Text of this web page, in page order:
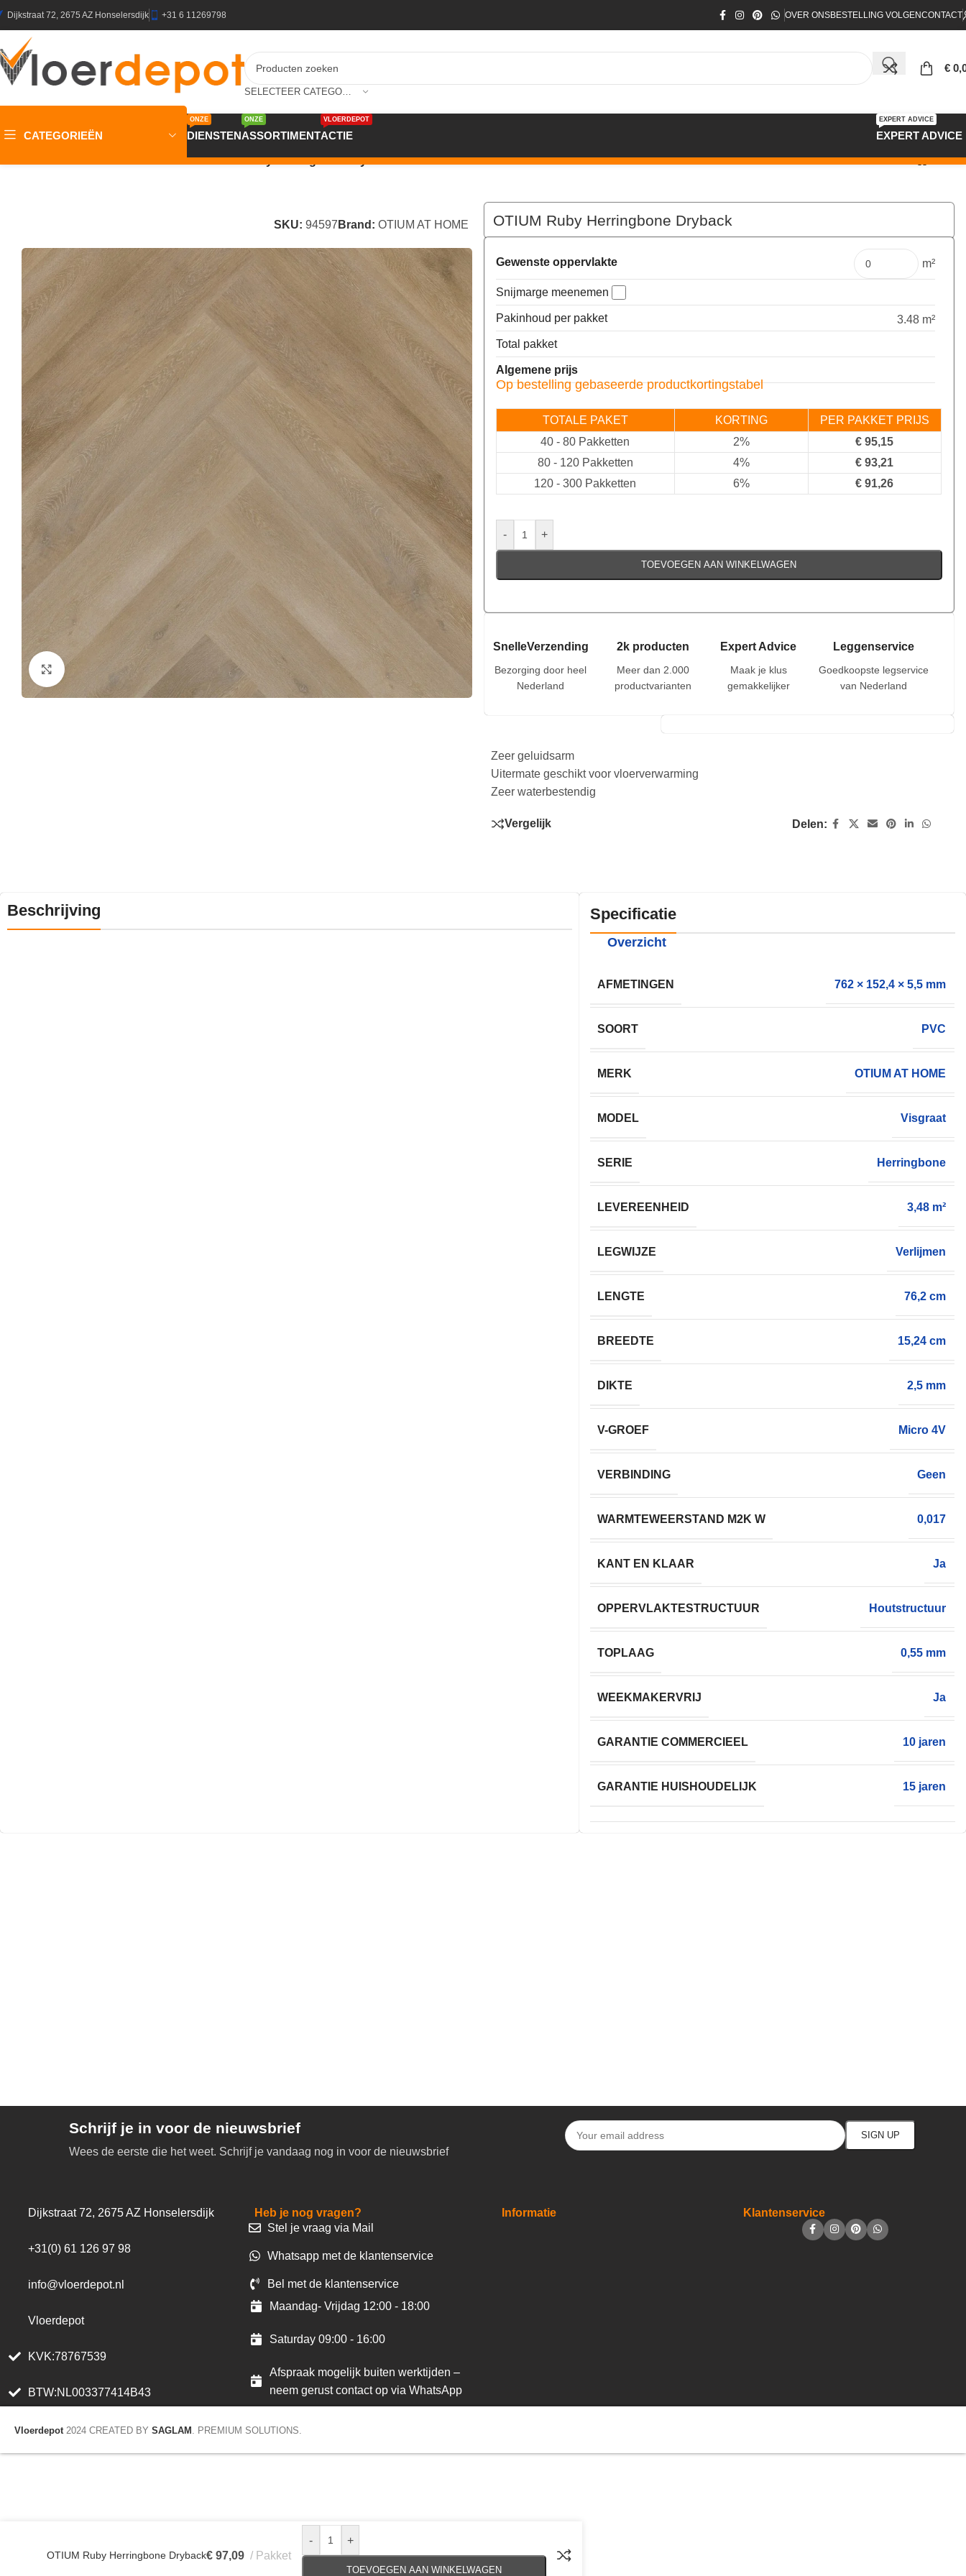
Dijkstraat 72, 2675 AZ Honselersdijk +31 6 11269798 OVER ONSBESTELLING VOLGENCONTACT
€
CATEGORIEËN DIENSTEN
ONZE
ASSORTIMENT
ONZE
ACTIE
VLOERDEPOT
EXPERT ADVICE
EXPERT ADVICE
PVC Vloeren/OTIUM Ruby Herringbone Dryback
SKU: 94597 Brand: OTIUM AT HOME
Klik om te vergroten
OTIUM Ruby Herringbone Dryback
€97,09 Pakket
Gewenste oppervlakte m²
Snijmarge meenemen
Pakinhoud per pakket
3.48 m²
Total pakket
Algemene prijs
Op bestelling gebaseerde productkortingstabel
TOTALE PAKET KORTING
PER PAKKET PRIJS
40 - 80 Pakketten 2% € 95,15
80 - 120 Pakketten 4% € 93,21
120 - 300 Pakketten 6% € 91,26
- +
TOEVOEGEN AAN WINKELWAGEN
SnelleVerzending
Bezorging door heel
Nederland
2k producten
Meer dan 2.000
productvarianten
Expert Advice
Maak je klus
gemakkelijker
Leggenservice
Goedkoopste legservice
van Nederland
Zeer geluidsarm
Uitermate geschikt voor vloerverwarming
Zeer waterbestendig
Vergelijk Delen:
Beschrijving Specificatie
Overzicht
AFMETINGEN 762 × 152,4 × 5,5 mm
SOORT PVC
MERK OTIUM AT HOME
MODEL Visgraat
SERIE Herringbone
LEVEREENHEID 3,48 m²
LEGWIJZE Verlijmen
LENGTE 76,2 cm
BREEDTE 15,24 cm
DIKTE 2,5 mm
V-GROEF Micro 4V
VERBINDING Geen
WARMTEWEERSTAND M2K W 0,017
KANT EN KLAAR Ja
OPPERVLAKTESTRUCTUUR Houtstructuur
TOPLAAG 0,55 mm
WEEKMAKERVRIJ Ja
GARANTIE COMMERCIEEL 10 jaren
GARANTIE HUISHOUDELIJK 15 jaren
Schrijf je in voor de nieuwsbrief
Wees de eerste die het weet. Schrijf je vandaag nog in voor de nieuwsbrief
Dijkstraat 72, 2675 AZ Honselersdijk
+31(0) 61 126 97 98
info@vloerdepot.nl
Vloerdepot
KVK:78767539
BTW:NL003377414B43
Heb je nog vragen?
Stel je vraag via Mail
Whatsapp met de klantenservice
Bel met de klantenservice
Maandag- Vrijdag 12:00 - 18:00
Saturday 09:00 - 16:00
Afspraak mogelijk buiten werktijden –
neem gerust contact op via WhatsApp
Informatie Klantenservice
Vloerdepot 2024 CREATED BY SAGLAM . PREMIUM SOLUTIONS.
OTIUM Ruby Herringbone Dryback€ 97,09 Pakket
- +
TOEVOEGEN AAN WINKELWAGEN